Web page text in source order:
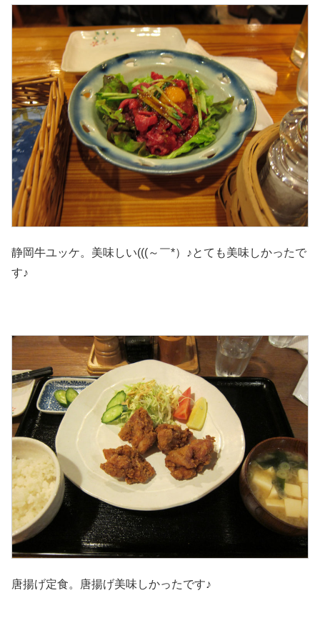
静岡牛ユッケ。美味しい(((～￣*）♪とても美味しかったで
す♪
唐揚げ定食。唐揚げ美味しかったです♪